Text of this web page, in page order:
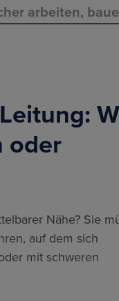
arbeiten,
oder
Nähe? Sie
auf dem sich
mit schweren